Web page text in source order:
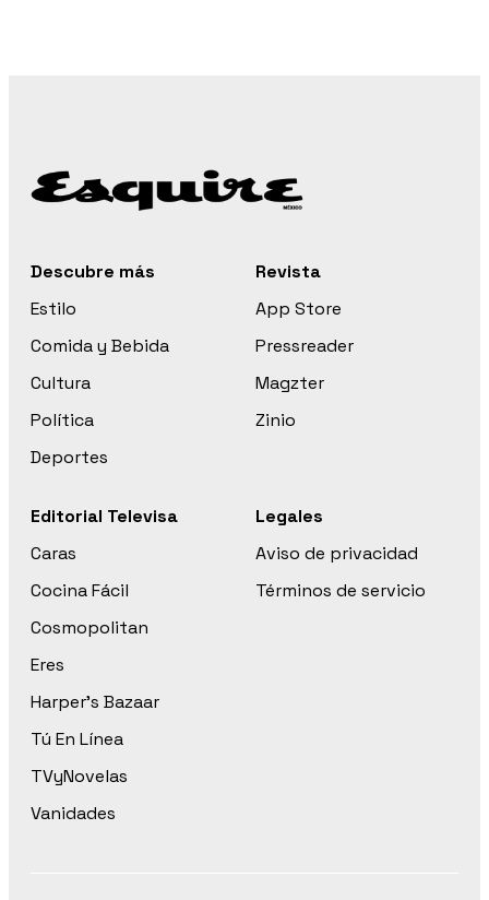
Descubre más
Estilo
Comida y Bebida
Cultura
Política
Deportes
Revista
App Store
Pressreader
Magzter
Zinio
Editorial Televisa
Caras
Cocina Fácil
Cosmopolitan
Eres
Harper’s Bazaar
Tú En Línea
TVyNovelas
Vanidades
Legales
Aviso de privacidad
Términos de servicio